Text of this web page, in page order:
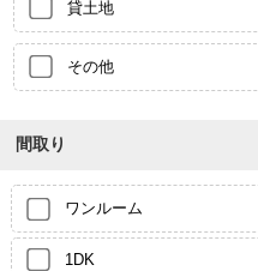
貸土地
その他
間取り
ワンルーム
1DK